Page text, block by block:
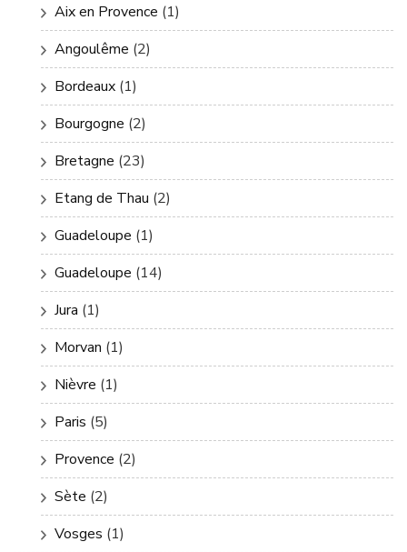
Aix en Provence (1)
Angoulême (2)
Bordeaux (1)
Bourgogne (2)
Bretagne (23)
Etang de Thau (2)
Guadeloupe (1)
Guadeloupe (14)
Jura (1)
Morvan (1)
Nièvre (1)
Paris (5)
Provence (2)
Sète (2)
Vosges (1)